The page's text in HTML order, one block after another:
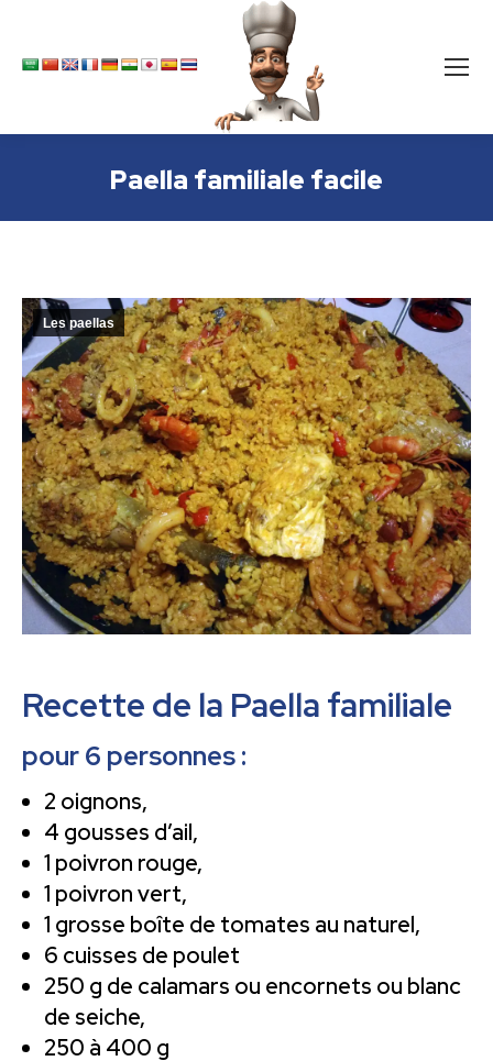
Paella familiale facile
Les paellas
Recette de la Paella familiale
pour 6 personnes :
2 oignons,
4 gousses d’ail,
1 poivron rouge,
1 poivron vert,
1 grosse boîte de tomates au naturel,
6 cuisses de poulet
250 g de calamars ou encornets ou blanc
de seiche,
250 à 400 g